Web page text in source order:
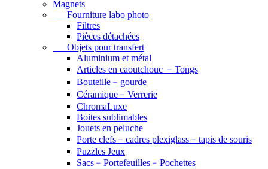
Magnets
Fourniture labo photo
Filtres
Pièces détachées
Objets pour transfert
Aluminium et métal
Articles en caoutchouc ﹣Tongs
Bouteille﹣gourde
Céramique﹣Verrerie
ChromaLuxe
Boites sublimables
Jouets en peluche
Porte clefs﹣cadres plexiglass﹣tapis de souris
Puzzles Jeux
Sacs﹣Portefeuilles﹣Pochettes